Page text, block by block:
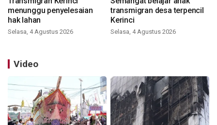
menunggu penyelesaian
hak lahan
Selasa, 4 Agustus 2026
transmigran desa terpencil
Kerinci
Selasa, 4 Agustus 2026
Video